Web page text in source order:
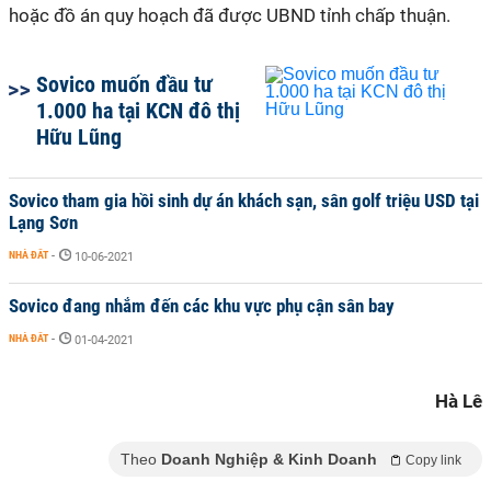
hoặc đồ án quy hoạch đã được UBND tỉnh chấp thuận.
Sovico muốn đầu tư
1.000 ha tại KCN đô thị
Hữu Lũng
Sovico tham gia hồi sinh dự án khách sạn, sân golf triệu USD tại
Lạng Sơn
NHÀ ĐẤT - 10-06-2021
Sovico đang nhắm đến các khu vực phụ cận sân bay
NHÀ ĐẤT - 01-04-2021
Hà Lê
Theo Doanh Nghiệp & Kinh Doanh Copy link